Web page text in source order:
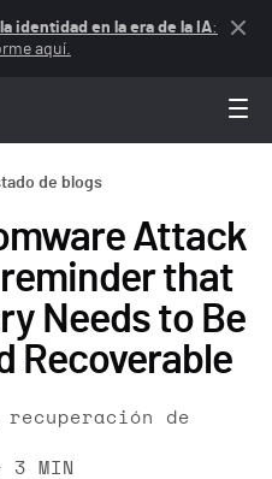
identidad en la era de la IA:
aquí.
de blogs
Attack
that
Needs to Be
Recoverable
de
3 MIN